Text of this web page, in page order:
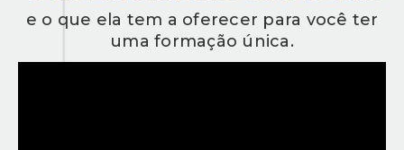
PE Projeto de extensão Fisioterapia Pediátrica
e o que ela tem a oferecer para você ter
uma formação única.